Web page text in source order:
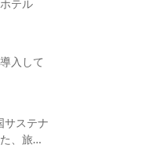
テル
入して
、旅の